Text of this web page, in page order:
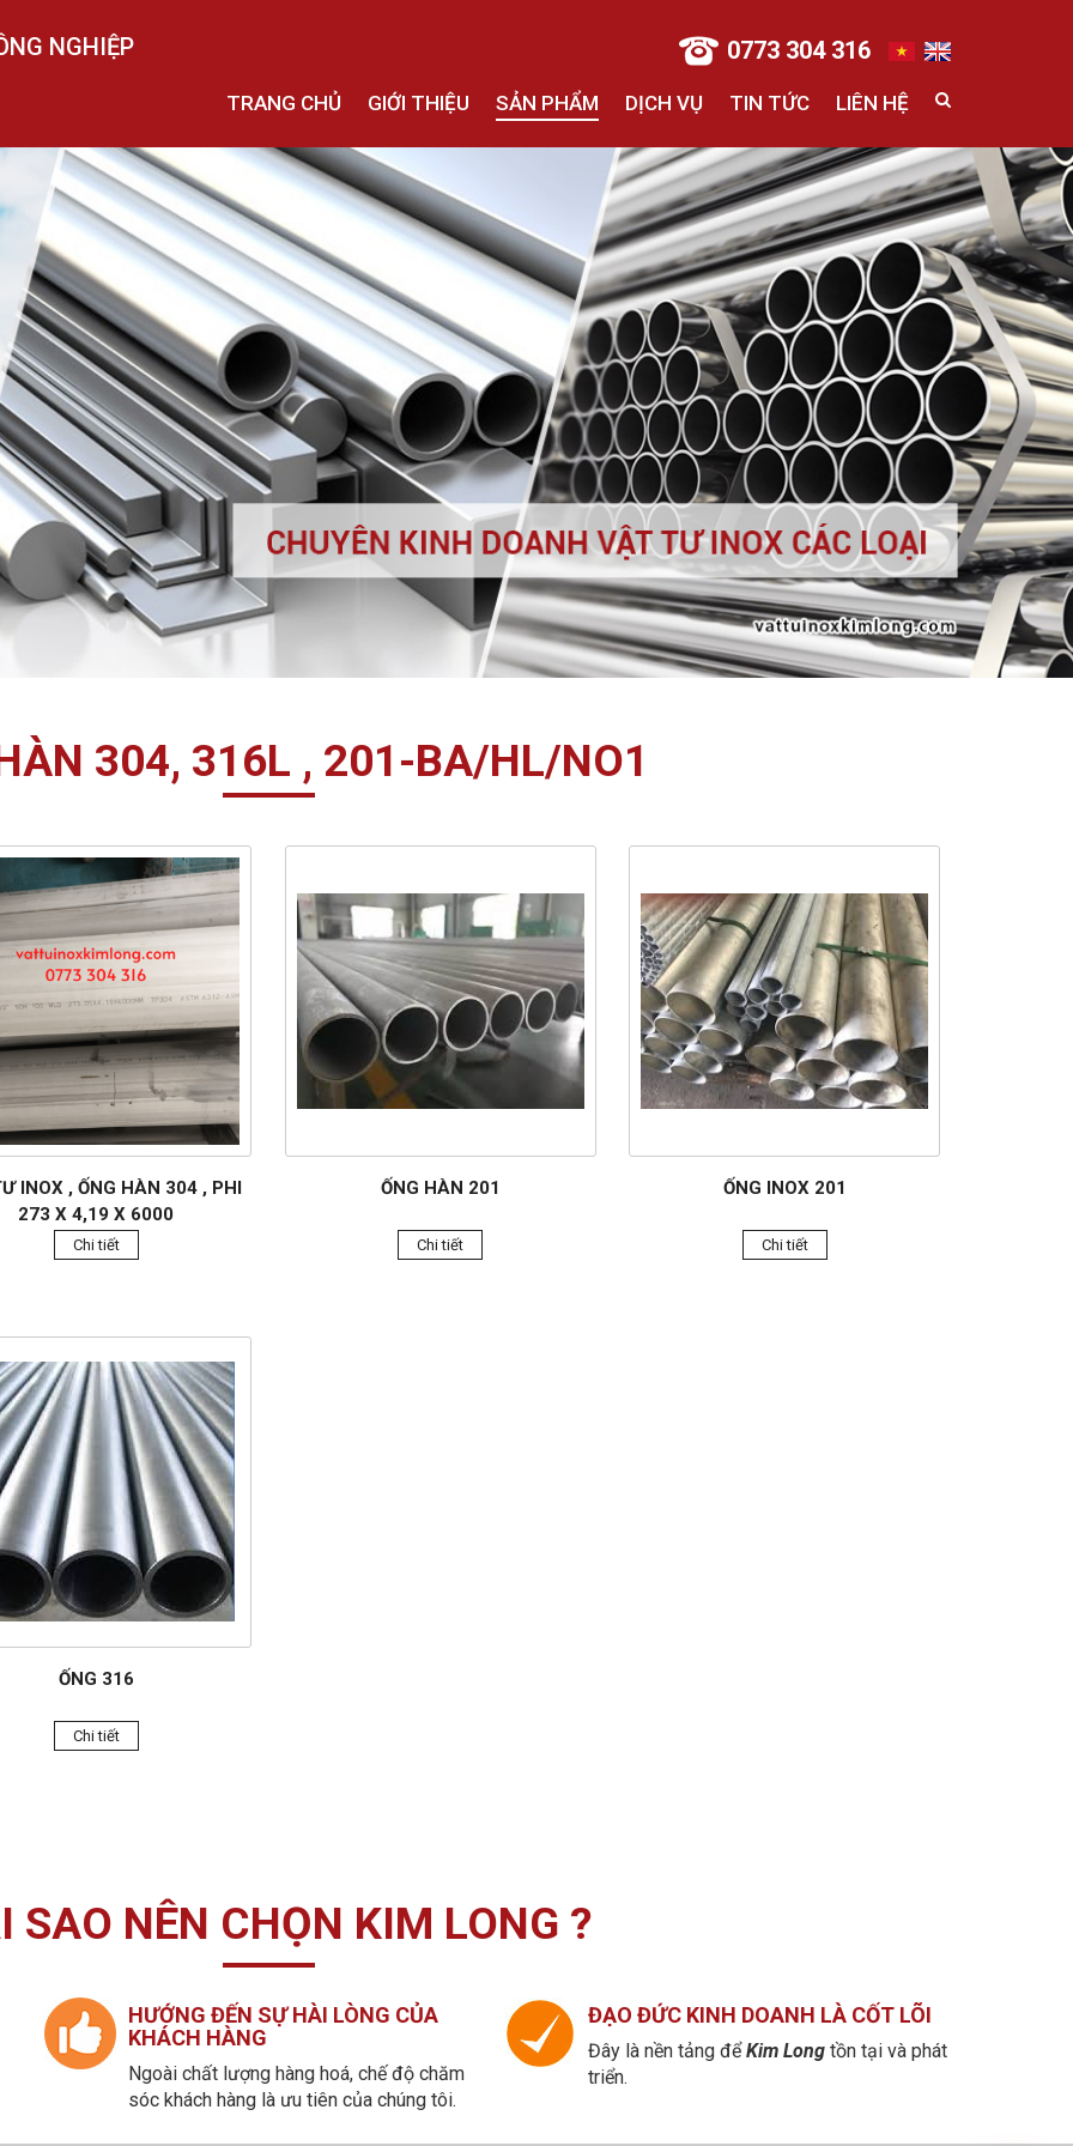
NGHIỆP 0773 304 316
TRANG CHỦ GIỚI THIỆU SẢN PHẨM DỊCH VỤ TIN TỨC LIÊN HỆ
304, 316L , 201-BA/HL/NO1
INOX , ỐNG HÀN 304 , PHI
273 X 4,19 X 6000
Chi tiết
ỐNG HÀN 201
Chi tiết
ỐNG INOX 201
Chi tiết
ỐNG 316
Chi tiết
SAO NÊN CHỌN KIM LONG ?
HƯỚNG ĐẾN SỰ HÀI LÒNG CỦA
KHÁCH HÀNG
Ngoài chất lượng hàng hoá, chế độ chăm
sóc khách hàng là ưu tiên của chúng tôi.
ĐẠO ĐỨC KINH DOANH LÀ CỐT LÕI
Đây là nền tảng đểKim Longtồn tại và phát
triển.